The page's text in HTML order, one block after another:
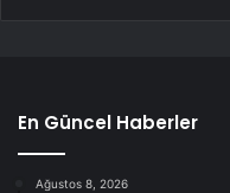
En Güncel Haberler
Ağustos 8, 2026